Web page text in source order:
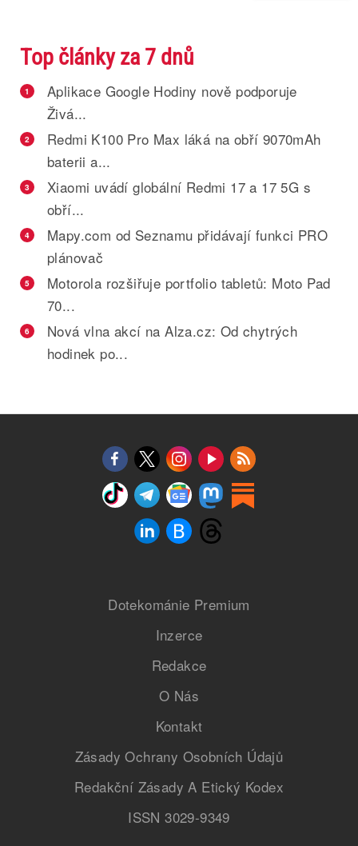
Top články za 7 dnů
1
Aplikace Google Hodiny nově podporuje
Živá...
2
Redmi K100 Pro Max láká na obří 9070mAh
baterii a...
3
Xiaomi uvádí globální Redmi 17 a 17 5G s
obří...
4
Mapy.com od Seznamu přidávají funkci PRO
plánovač
5
Motorola rozšiřuje portfolio tabletů: Moto Pad
70...
6
Nová vlna akcí na Alza.cz: Od chytrých
hodinek po...
Dotekománie Premium
Inzerce
Redakce
O Nás
Kontakt
Zásady Ochrany Osobních Údajů
Redakční Zásady A Etický Kodex
ISSN 3029-9349